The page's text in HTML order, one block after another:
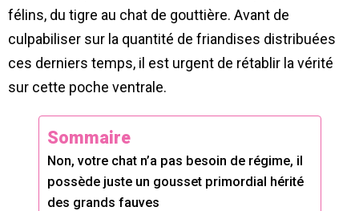
félins, du tigre au chat de gouttière. Avant de
culpabiliser sur la quantité de friandises distribuées
ces derniers temps, il est urgent de rétablir la vérité
sur cette poche ventrale.
Sommaire
Non, votre chat n’a pas besoin de régime, il
possède juste un gousset primordial hérité
des grands fauves